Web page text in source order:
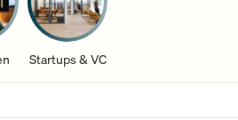
Startups & VC